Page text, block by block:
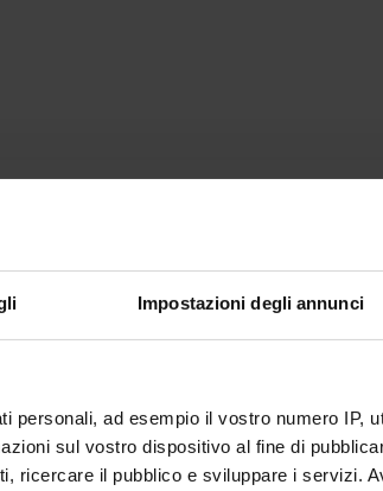
Impostazioni degli annunci
personali, ad esempio il vostro numero IP,
sul vostro dispositivo al fine di
ricercare il pubblico e sviluppare i servizi.
Corsi